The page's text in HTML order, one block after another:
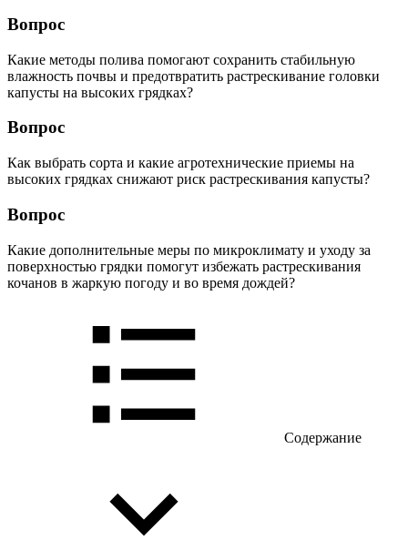
Вопрос
Какие методы полива помогают сохранить стабильную
влажность почвы и предотвратить растрескивание головки
капусты на высоких грядках?
Вопрос
Как выбрать сорта и какие агротехнические приемы на
высоких грядках снижают риск растрескивания капусты?
Вопрос
Какие дополнительные меры по микроклимату и уходу за
поверхностью грядки помогут избежать растрескивания
кочанов в жаркую погоду и во время дождей?
Содержание